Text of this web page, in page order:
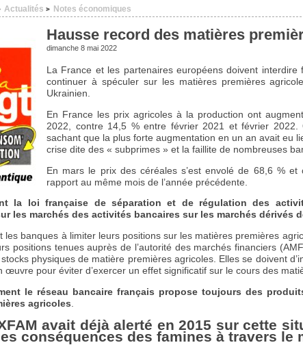
Actualités > Notes économiques
Hausse record des matières
dimanche 8 mai 2022
La France et les partenaires européens doivent
continuer à spéculer sur les matières premières
Ukrainien.
En France les prix agricoles à la production ont
2022, contre 14,5 % entre février 2021 et février 2022.
sachant que la plus forte augmentation en un an avait eu
crise dite des « subprimes » et la faillite de nombreuses
En mars le prix des céréales s’est envolé de 68,6 %
rapport au même mois de l’année précédente.
la loi française de séparation et de régulation des
les marchés des activités bancaires sur les marchés dérivés
les banques à limiter leurs positions sur les matières premières
positions tenues auprès de l’autorité des marchés financiers
physiques de matière premières agricoles. Elles se doivent
œuvre pour éviter d’exercer un effet significatif sur le cours des
le réseau bancaire français propose toujours des
agricoles
avait déjà alerté en 2015 sur cette
conséquences des famines à travers le